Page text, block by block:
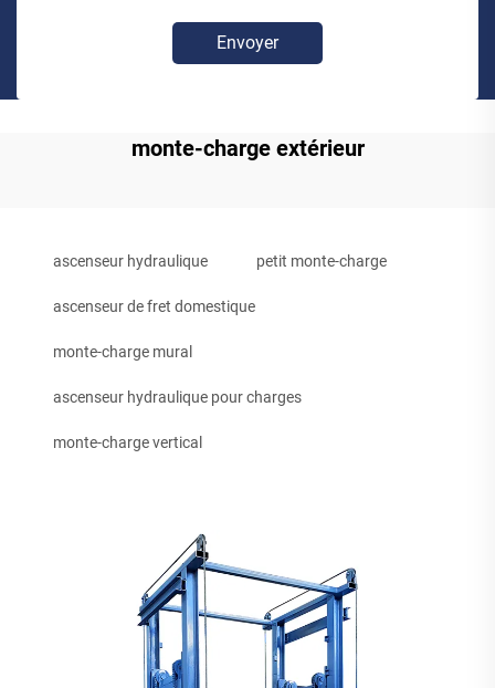
Envoyer
monte-charge extérieur
ascenseur hydraulique petit monte-charge
ascenseur de fret domestique
monte-charge mural
ascenseur hydraulique pour charges
monte-charge vertical